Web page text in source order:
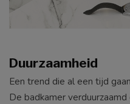
Duurzaamheid
Een trend die al een tijd
De badkamer